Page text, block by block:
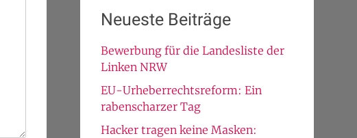
Neueste Beiträge
Bewerbung für die Landesliste der
Linken NRW
EU-Urheberrechtsreform: Ein
rabenscharzer Tag
Hacker tragen keine Masken: